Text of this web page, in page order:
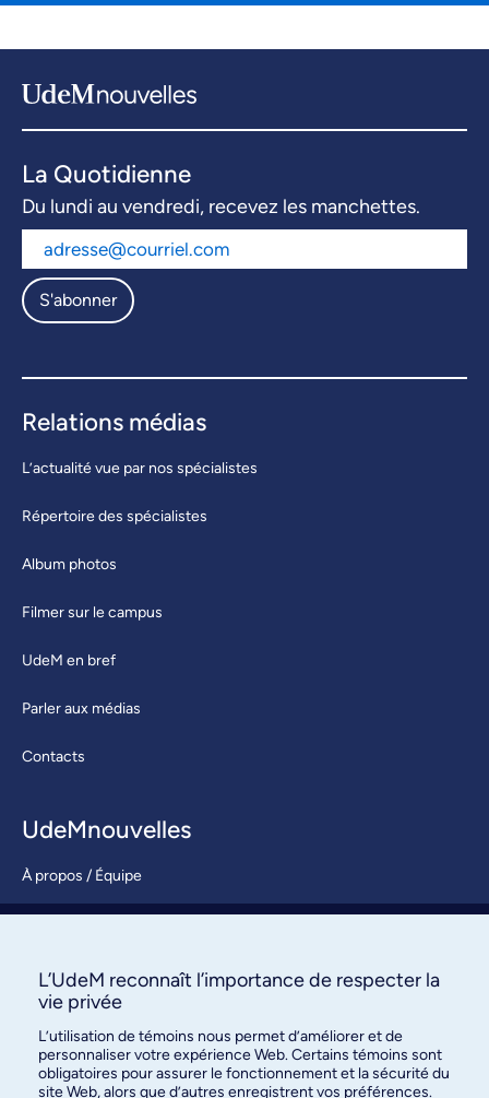
La Quotidienne
Du lundi au vendredi, recevez les manchettes.
S'abonner
Relations médias
L’actualité vue par nos spécialistes
Répertoire des spécialistes
Album photos
Filmer sur le campus
UdeM en bref
Parler aux médias
Contacts
UdeMnouvelles
À propos / Équipe
S’abonner
L’UdeM reconnaît l’importance de respecter la
vie privée
L’utilisation de témoins nous permet d’améliorer et de
personnaliser votre expérience Web. Certains témoins sont
obligatoires pour assurer le fonctionnement et la sécurité du
site Web, alors que d’autres enregistrent vos préférences.